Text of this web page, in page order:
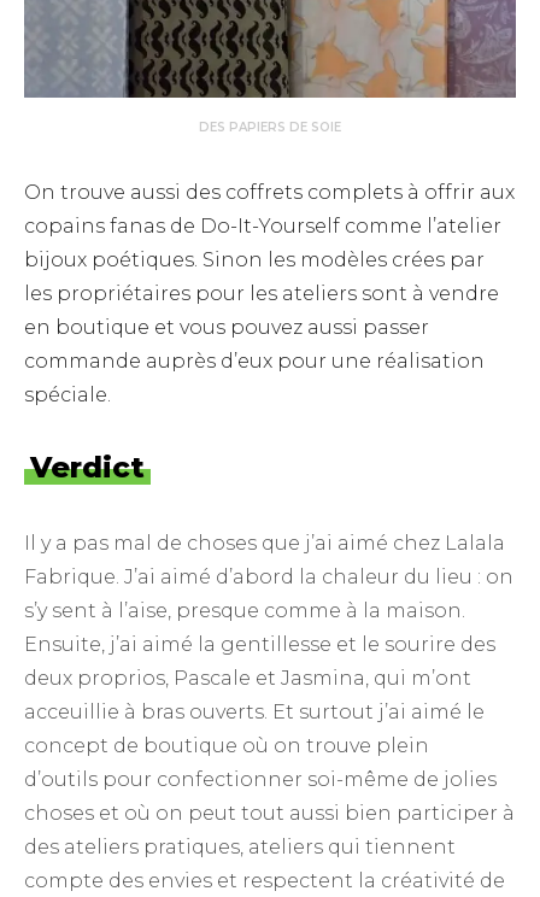
DES PAPIERS DE SOIE
On trouve aussi des coffrets complets à offrir aux
copains fanas de Do-It-Yourself comme l’atelier
bijoux poétiques. Sinon les modèles crées par
les propriétaires pour les ateliers sont à vendre
en boutique et vous pouvez aussi passer
commande auprès d’eux pour une réalisation
spéciale.
Verdict
Il y a pas mal de choses que j’ai aimé chez Lalala
Fabrique. J’ai aimé d’abord la chaleur du lieu : on
s’y sent à l’aise, presque comme à la maison.
Ensuite, j’ai aimé la gentillesse et le sourire des
deux proprios, Pascale et Jasmina, qui m’ont
acceuillie à bras ouverts. Et surtout j’ai aimé le
concept de boutique où on trouve plein
d’outils pour confectionner soi-même de jolies
choses et où on peut tout aussi bien participer à
des ateliers pratiques, ateliers qui tiennent
compte des envies et respectent la créativité de